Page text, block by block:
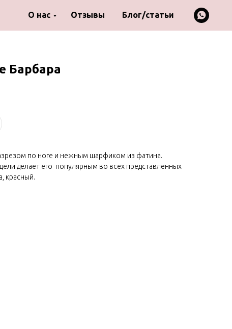
О нас Отзывы Блог/статьи
Барбара
по ноге и нежным шарфиком из фатина.
делает его популярным во всех представленных
красный.